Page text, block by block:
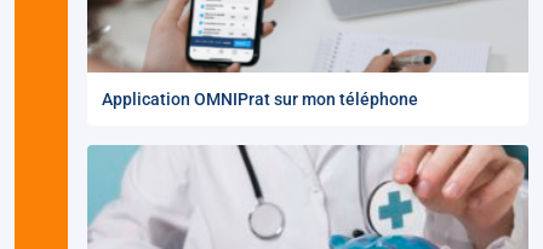
Application OMNIPrat sur mon téléphone